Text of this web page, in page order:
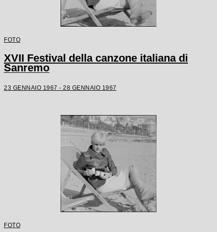
FOTO
XVII Festival della canzone italiana di
Sanremo
23 GENNAIO 1967 - 28 GENNAIO 1967
FOTO